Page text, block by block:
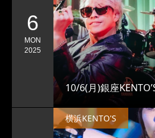
6
MON
2025
10/6(月)銀座
横浜KENTO'S